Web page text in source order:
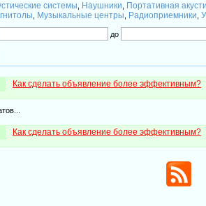
системы Наушники
Портативная
Музыкальные центры Радиоприемники
до
Как сделать объявление более эффективным?
Как сделать объявление более эффективным?